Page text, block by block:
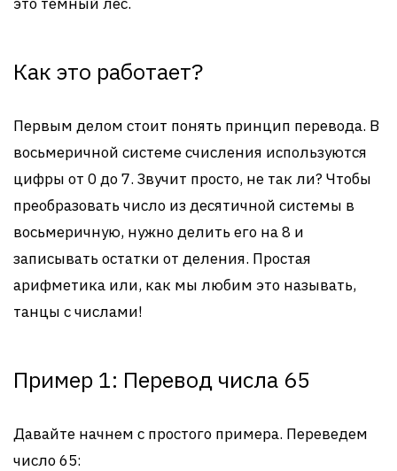
Как это работает?
Первым делом стоит понять принцип перевода. В
восьмеричной системе счисления используются
цифры от 0 до 7. Звучит просто, не так ли? Чтобы
преобразовать число из десятичной системы в
восьмеричную, нужно делить его на 8 и
записывать остатки от деления. Простая
арифметика или, как мы любим это называть,
танцы с числами!
Пример 1: Перевод числа 65
Давайте начнем с простого примера. Переведем
число 65: